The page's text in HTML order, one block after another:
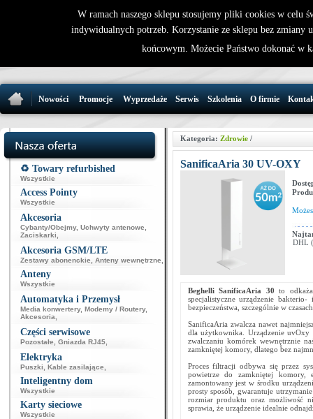
32 721 86
Nowości Promocje Wyprzedaże Serwis Szkolenia O firmie
♻️ Towary refurbished
Wszystkie
Access Pointy
Wszystkie
Akcesoria
Cybanty/Obejmy, Uchwyty antenowe
Zaciskarki
Akcesoria GSM/LTE
Zestawy abonenckie Anteny wewnętrzne
Anteny
Wszystkie
Automatyka i Przemysł
Media konwertery, Modemy / Routery,
Akcesoria
Części serwisowe
Pozostałe Gniazda RJ45
Elektryka
Puszki Kable zasilające
Inteligentny dom
Wszystkie
Karty sieciowe
Wszystkie
Kategoria: Zdrowie/
SanificaAria 30 UV-OXY
DHL
Beghelli SanificaAria 30 to
specjalistyczne urządzenie
bezpieczeństwa, szczególnie w
SanificaAria zwalcza nawet
dla użytkownika. Urządzenie uvOxy
zwalczaniu komórek wewnętrznie
zamkniętej komory, dlatego bez
Proces filtracji odbywa się przez
powietrze do zamkniętej
zamontowany jest w środku
prosty sposób, gwarantuje
rozmiar produktu oraz możliwość
sprawia, że urządzenie idealnie
W ramach naszego sklepu stosujemy pliki cookies w celu
indywidualnych potrzeb. Korzystanie ze sklepu bez zmiany
końcowym. Możecie Państwo dokonać w